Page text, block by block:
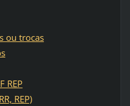
ou trocas
REP
REP)